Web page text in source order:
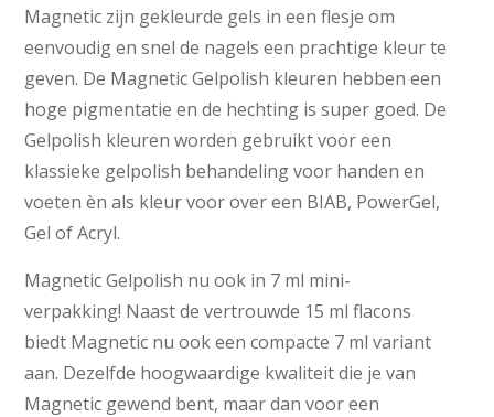
Magnetic zijn gekleurde gels in een flesje om
eenvoudig en snel de nagels een prachtige kleur te
geven. De Magnetic Gelpolish kleuren hebben een
hoge pigmentatie en de hechting is super goed. De
Gelpolish kleuren worden gebruikt voor een
klassieke gelpolish behandeling voor handen en
voeten èn als kleur voor over een BIAB, PowerGel,
Gel of Acryl.
Magnetic Gelpolish nu ook in 7 ml mini-
verpakking! Naast de vertrouwde 15 ml flacons
biedt Magnetic nu ook een compacte 7 ml variant
aan. Dezelfde hoogwaardige kwaliteit die je van
Magnetic gewend bent, maar dan voor een